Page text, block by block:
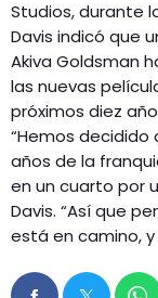
Studios, durante
Davis indicó que
Akiva Goldsman
las nuevas
próximos diez
“Hemos decidido
años de la
en un cuarto por
Davis. “Así que
está en camino, y